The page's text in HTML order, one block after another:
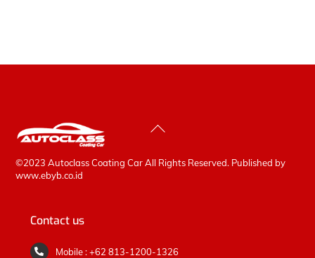
Back
To
©2023 Autoclass Coating Car All Rights Reserved. Published by
www.ebyb.co.id
Contact us
Mobile : +62 813-1200-1326